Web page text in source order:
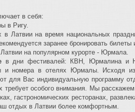
в себя:
в Ригу.
в Латвии на время национальных
заранее бронировать билеты
на популярном курорте - Юрмала.
в дни фестивалей: КВН, Юрмалина и
и номера в отелях Юрмалы. Исходя
для Вас индивидуальную программу
требует особого внимания. Мы
гастрономических ресторанах,
отдых в Латвии более комфортным.